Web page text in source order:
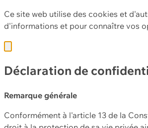
Ce site web utilise des cookies et
d'informations et pour connaître vos
Déclaration de
Remarque générale
Conformément à l'article 13 de la